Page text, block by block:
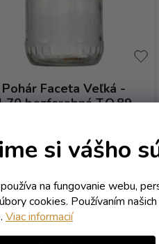
si vášho
na fungovanie webu,
cookies. Používaním
Viac informacií
Pohár Faceta Veľká -
bezfarebná T.O.89
0,97 € vrátane DPH
1,10 € (-28%)
Do košíka